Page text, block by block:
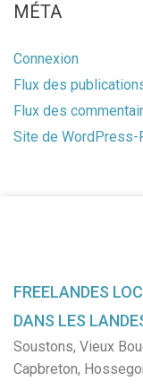
MÉTA
Connexion
Flux des
Flux des
Site de WordPress-
FREELANDES
DANS LES
Soustons, Vieux
Capbreton,